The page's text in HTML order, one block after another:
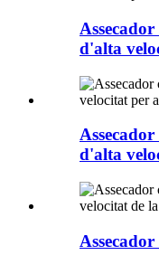
d'alta
d'alta